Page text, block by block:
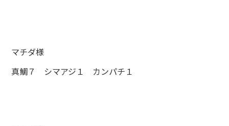
マチダ様
真鯛７ シマアジ１ カンパチ１